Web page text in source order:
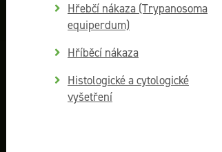
Hřebčí nákaza (Trypanosoma
equiperdum)
Hříběcí nákaza
Histologické a cytologické
vyšetření